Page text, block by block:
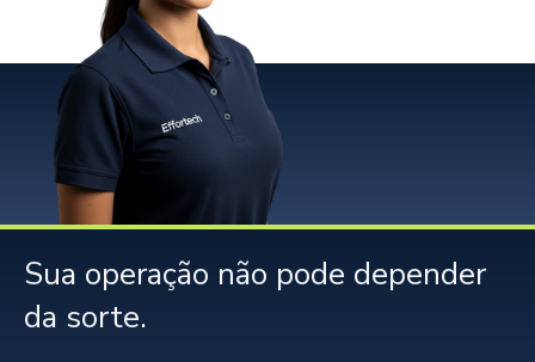
Sua operação não pode depender
da sorte.